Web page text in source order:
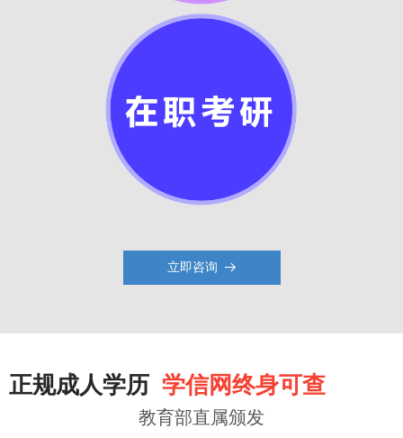
立即咨询 뀠
教育部直属颁发
正规成人学历 学信网终身可查